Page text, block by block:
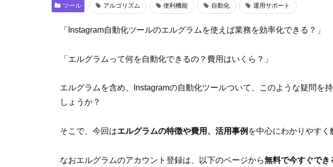
ツール アルゴリズム 便利機能 自動化 運用サポート
「Instagram自動化ツールのエルグラムを使えば業務を効率化できる？」
「エルグラムって何を自動化できるの？費用はいくら？」
エルグラムを含め、Instagramの自動化ツールついて、このような疑問を
しょうか？
そこで、今回はエルグラムの特徴や費用、活用事例 を中心にわかりやすく
なおエルグラムのアカウント登録は、以下のページから無料で今すぐでき